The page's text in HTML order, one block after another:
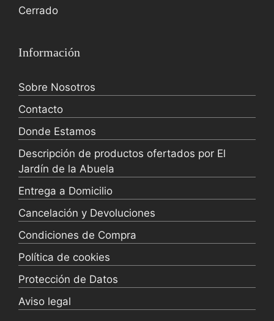
Cerrado
Información
Sobre Nosotros
Contacto
Donde Estamos
Descripción de productos ofertados por El
Jardín de la Abuela
Entrega a Domicilio
Cancelación y Devoluciones
Condiciones de Compra
Política de cookies
Protección de Datos
Aviso legal